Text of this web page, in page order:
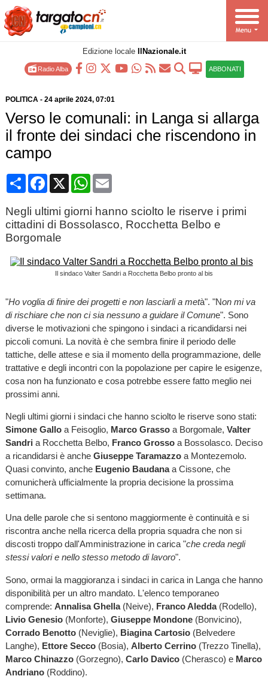
Edizione locale IlNazionale.it
Radio Alba ABBONATI
POLITICA- 24 aprile 2024, 07:01
Verso le comunali: in Langa si allarga
il fronte dei sindaci che riscendono in
campo
CondividiFacebook
X WhatsApp
Email
Negli ultimi giorni hanno sciolto le riserve i primi
cittadini di Bossolasco, Rocchetta Belbo e
Borgomale
Il sindaco Valter Sandri a Rocchetta Belbo pronto al bis
"Ho voglia di finire dei progetti e non lasciarli a metà". "Non mi va
di rischiare che non ci sia nessuno a guidare il Comune". Sono
diverse le motivazioni che spingono i sindaci a ricandidarsi nei
piccoli comuni. La novità è che sembra finire il periodo delle
tattiche, delle attese e sia il momento della programmazione, delle
trattative e degli incontri con la popolazione per capire le esigenze,
cosa non ha funzionato e cosa potrebbe essere fatto meglio nei
prossimi anni.
Negli ultimi giorni i sindaci che hanno sciolto le riserve sono stati:
Simone Galloa Feisoglio, Marco Grassoa Borgomale, Valter
Sandri a Rocchetta Belbo, Franco Grosso a Bossolasco. Deciso
a ricandidarsi è anche Giuseppe Taramazzoa Montezemolo.
Quasi convinto, ancheEugenio Baudanaa Cissone, che
comunicherà ufficialmente la propria decisione la prossima
settimana.
Una delle parole che si sentono maggiormente è continuità e si
riscontra anche nella ricerca della propria squadra che non si
discosti troppo dall'Amministrazione in carica "che creda negli
stessi valori e nello stesso metodo di lavoro".
Sono, ormai la maggioranza i sindaci in carica in Langa che hanno
disponibilità per un altro mandato. L'elenco temporaneo
comprende: Annalisa Ghella(Neive), Franco Aledda(Rodello),
Livio Genesio(Monforte), Giuseppe Mondone (Bonvicino),
Corrado Benotto(Neviglie), Biagina Cartosio(Belvedere
Langhe), Ettore Secco(Bosia), Alberto Cerrino(Trezzo Tinella),
Marco Chinazzo (Gorzegno), Carlo Davico(Cherasco) e Marco
Andriano(Roddino).